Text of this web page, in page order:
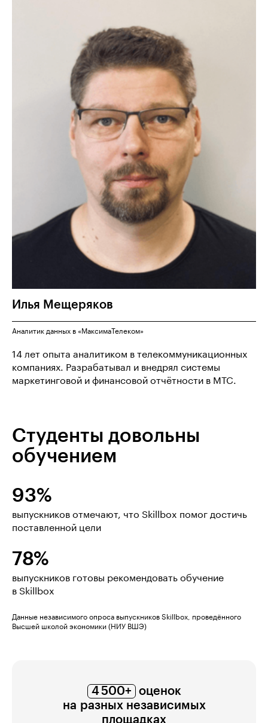
Илья Мещеряков
Аналитик данных в «МаксимаТелеком»
14 лет опыта аналитиком в телекоммуникационных
компаниях. Разрабатывал и внедрял системы
маркетинговой и финансовой отчётности в МТС.
Студенты довольны
обучением
93%
выпускников отмечают, что Skillbox помог достичь
поставленной цели
78%
выпускников готовы рекомендовать обучение
в Skillbox
Данные независимого опроса выпускников Skillbox, проведённого
Высшей школой экономики (НИУ ВШЭ)
4 500+ оценок
на разных независимых
площадках